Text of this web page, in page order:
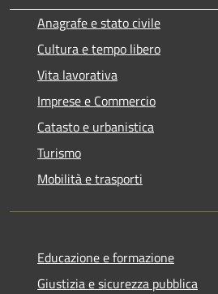
Anagrafe e stato civile
Cultura e tempo libero
Vita lavorativa
Imprese e Commercio
Catasto e urbanistica
Turismo
Mobilità e trasporti
Educazione e formazione
Giustizia e sicurezza pubblica